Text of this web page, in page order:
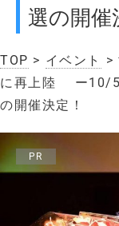
選の開催
TOP > イベント
>
に再上陸 ー10/5(
の開催決定！
PR